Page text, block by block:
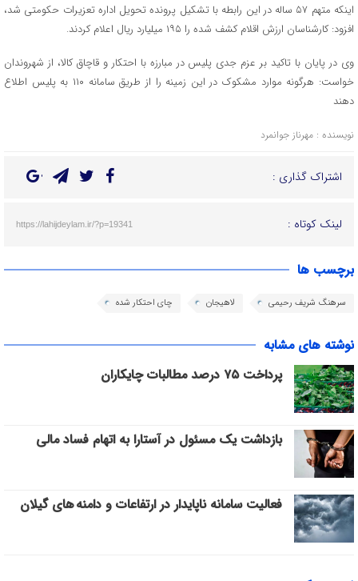
اینکه متهم ۵۷ ساله در این رابطه با تشکیل پرونده تحویل اداره تعزیرات حکومتی شد،
افزود: کارشناسان ارزش اقلام کشف شده را ۱۹۵ میلیارد ریال اعلام کردند.
وی در پایان با تاکید بر عزم جدی پلیس در مبارزه با احتکار و قاچاق کالا، از شهروندان
خواست: هرگونه موارد مشکوک در این زمینه را از طریق سامانه ۱۱۰ به پلیس اطلاع
دهند
نویسنده : مهرناز جوانمرد
اشتراک گذاری :
لینک کوتاه : https://lahijdeylam.ir/?p=19341
برچسب ها
سرهنگ شریف رحیمی لاهیجان چای احتکار شده
نوشته های مشابه
پرداخت ۷۵ درصد مطالبات چایکاران
بازداشت یک مسئول در آستارا به اتهام فساد مالی
فعالیت سامانه ناپایدار در ارتفاعات و دامنه های گیلان